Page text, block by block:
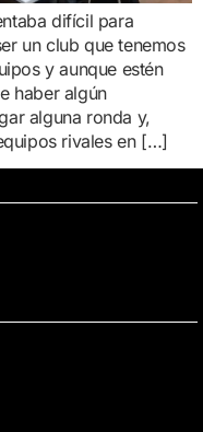
difícil para
un club que tenemos
y aunque estén
haber algún
alguna ronda y,
rivales en […]